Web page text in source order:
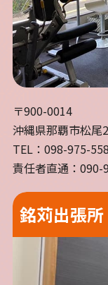
〒900-0014
沖縄県那覇市松尾
TEL：098-975-
責任者直通：090-
銘苅出張所